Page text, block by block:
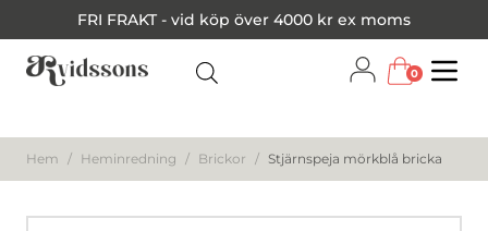
FRI FRAKT - vid köp över 4000 kr ex moms
0
Hem / Heminredning / Brickor / Stjärnspeja mörkblå bricka